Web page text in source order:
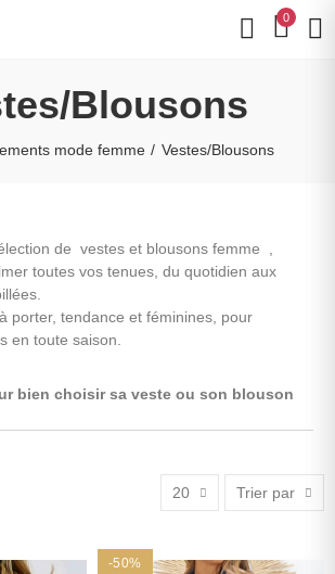
0
Blousons
mode femme Vestes/Blousons
de vestes et blousons femme
toutes vos tenues, du quotidien aux
porter, tendance et féminines, pour
en toute saison.
bien choisir sa veste ou son blouson
20 Trier par
-50%